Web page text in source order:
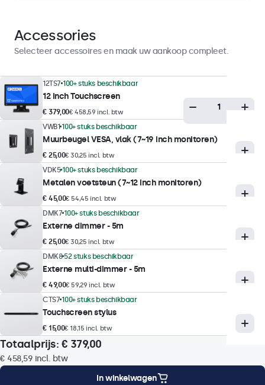
Maximale helderheid
Minimale helderheid
1 nit
Contrast
1000:1
Kijkhoek
178° horizontaal, 178° verticaal
Reactietijd
10 ms
Ondersteunde resoluties
1920 x 1080 (max), 640 x 480 (min)
Touchtechnologie
Touch technologie
Capacitief
Aanraakpunten
10-punts (multitouch)
Accessories
Selecteer accessoires en maak uw aankoop compleet.
12TS7 100+ stuks beschikbaar
12 Inch Touchscreen
€ 379,00€ 458,59 incl. btw
VWB1 100+ stuks beschikbaar
Muurbeugel VESA, vlak (7~19 inch monitoren)
€ 25,00€ 30,25 incl. btw
VDK5 100+ stuks beschikbaar
Metalen voetsteun (7~12 inch monitoren)
€ 45,00€ 54,45 incl. btw
DMK7 100+ stuks beschikbaar
Externe dimmer - 5m
€ 25,00€ 30,25 incl. btw
DMK8 52 stuks beschikbaar
Externe multi-dimmer - 5m
€ 49,00€ 59,29 incl. btw
CTS7 100+ stuks beschikbaar
Touchscreen stylus
€ 15,00€ 18,15 incl. btw
Totaalprijs: € 379,00
€ 458,59 incl. btw
In winkelwagen